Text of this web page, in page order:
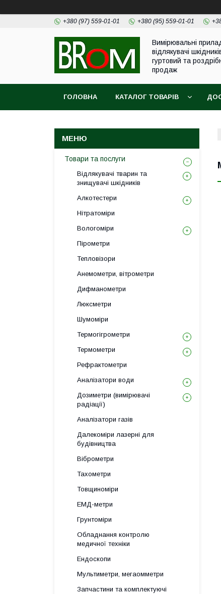
+380 (97) 559-01-01 +380 (95) 559-01-01
Вимірювальні
відлякувачі
гуртовий та
продаж
ГОЛОВНА КАТАЛОГ ТОВАРІВ
Товари та послуги
Відлякувачі тварин та
знищувачі шкідників
Алкотестери
Нітратоміри
Вологоміри
Пірометри
Тепловізори
Анемометри, вітрометри
Дифманометри
Люксметри
Шумоміри
Термогігрометри
Термометри
Рефрактометри
Аналізатори води
Дозиметри (вимірювачі
радіації)
Аналізатори газів
Далекоміри лазерні для
будівництва
Віброметри
Тахометри
Товщиноміри
ЕМД-метри
Грунтоміри
Обладнання контролю
медичної техніки
Ендоскопи
Мультиметри, мегаомметри
Запчастини та комплектуючі